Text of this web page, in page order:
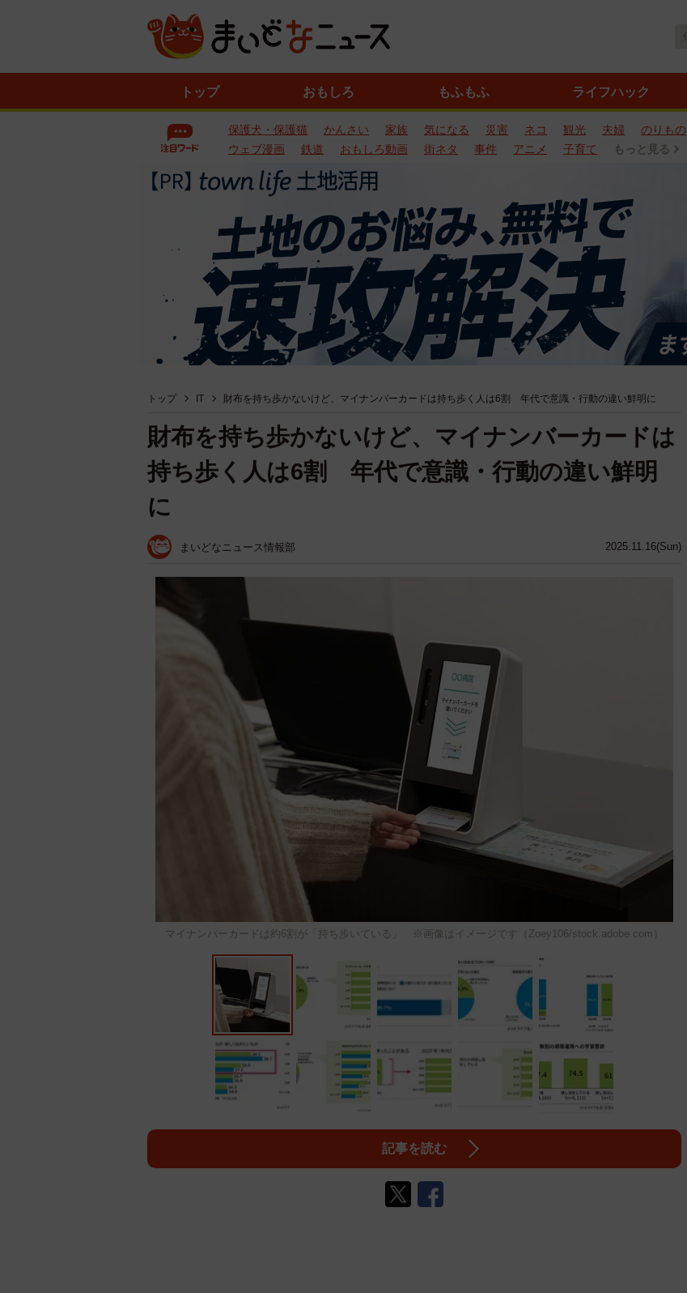
トップ おもしろ もふもふ ライフハック
保護犬・保護猫 かんさい 家族 気になる 災害 ネコ 観光 夫婦 のりもの
ウェブ漫画
鉄道 おもしろ動画 街ネタ 事件 アニメ 子育て もっと見る
トップ IT 財布を持ち歩かないけど、マイナンバーカードは持ち歩く人は6割 年代で意識・行動の違い鮮明に
2025.11.16(Sun)
財布を持ち歩かないけど、マイナンバーカードは
持ち歩く人は6割 年代で意識・行動の違い鮮明
に
まいどなニュース情報部
マイナンバーカードは約6割が「持ち歩いている」 ※画像はイメージです（Zoey106/stock.adobe.com）
記事を読む